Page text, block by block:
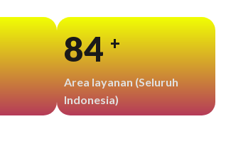
100 +
Area layanan (Seluruh
Indonesia)